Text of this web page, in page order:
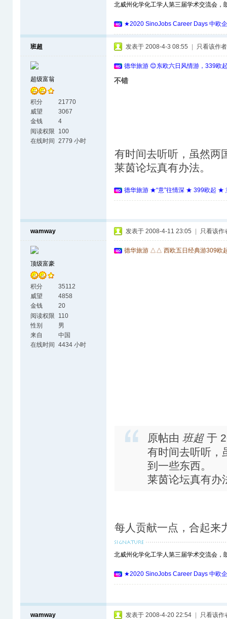
北威州化学化工学人第三届学术交流会
★2020 SinoJobs Career Days 中欧
班超
超级富翁
积分
21770
威望
3067
金钱
4
阅读权限
100
在线时间 2779 小时
发表于 2008-4-3 08:55 只看该作者
德华旅游 😊东欧六日风情游，339欧
不错
有时间去听听，虽然两
莱茵论坛真有办法。
德华旅游 ★“意”往情深 ★ 399欧起 ★
wamway
顶级富豪
积分
35112
威望
4858
金钱
20
阅读权限
110
性别
男
来自
中国
在线时间
4434 小时
发表于 2008-4-11 23:05 只看该作
德华旅游 △△ 西欧五日经典游309欧
原帖由 班超于
有时间去听听，
到一些东西。
莱茵论坛真有办
每人贡献一点，合起来
北威州化学化工学人第三届学术交流会
★2020 SinoJobs Career Days 中欧
wamway 发表于 2008-4-20 22:54 只看该作